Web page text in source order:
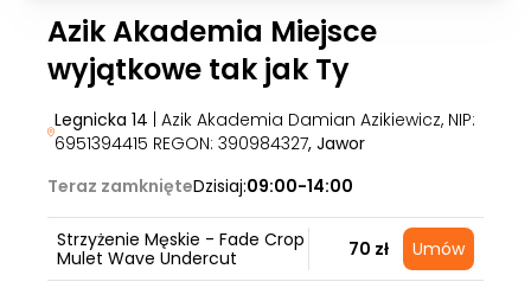
Azik Akademia Miejsce
wyjątkowe tak jak Ty
Legnicka 14 | Azik Akademia Damian Azikiewicz, NIP:
6951394415 REGON: 390984327, Jawor
Teraz zamknięteDzisiaj:09:00-14:00
Strzyżenie Męskie - Fade Crop
Mulet Wave Undercut
70 zł Umów